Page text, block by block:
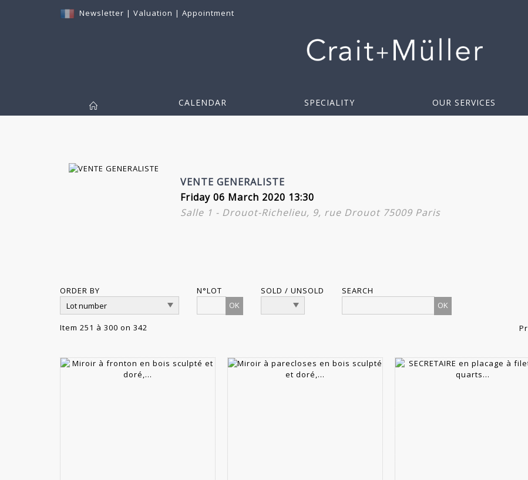
Newsletter | Valuation | Appointment
CALENDAR SPECIALITY OUR SERVICES
VENTE GENERALISTE
Friday 06 March 2020 13:30
Salle 1 - Drouot-Richelieu, 9, rue Drouot 75009 Paris
ORDER BY
N°LOT
OK
SOLD / UNSOLD SEARCH
Item 251 à 300 on 342